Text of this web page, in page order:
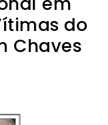
do
Chaves